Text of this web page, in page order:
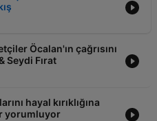
Öcalan'ın çağrısını
Seydi Fırat
hayal kırıklığına
yorumluyor